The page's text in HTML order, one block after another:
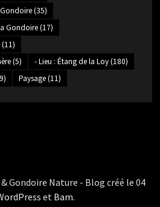
(35)
Gondoire(17)
(11)
(5) - Lieu : Étang de la Loy(180)
Paysage(11)
Gondoire Nature - Blog créé le 04
et Bam.